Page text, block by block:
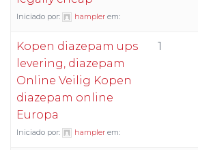
Iniciado por: hampler em:
Kopen diazepam ups
levering, diazepam
Online Veilig Kopen
diazepam online
Europa
Iniciado por: hampler em:
1